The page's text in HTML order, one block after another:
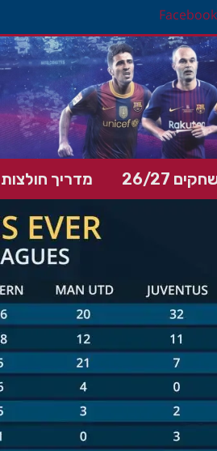
26/27 מדריך חולצות